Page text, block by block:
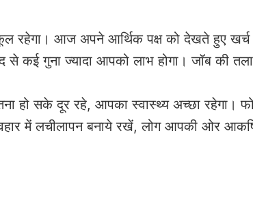
आज अपने आर्थिक पक्ष को देखते हुए
कई गुना ज्यादा आपको लाभ होगा। जॉब की
हो सके दूर रहे, आपका स्वास्थ्य अच्छा रहेगा।
में लचीलापन बनाये रखें, लोग आपकी ओर